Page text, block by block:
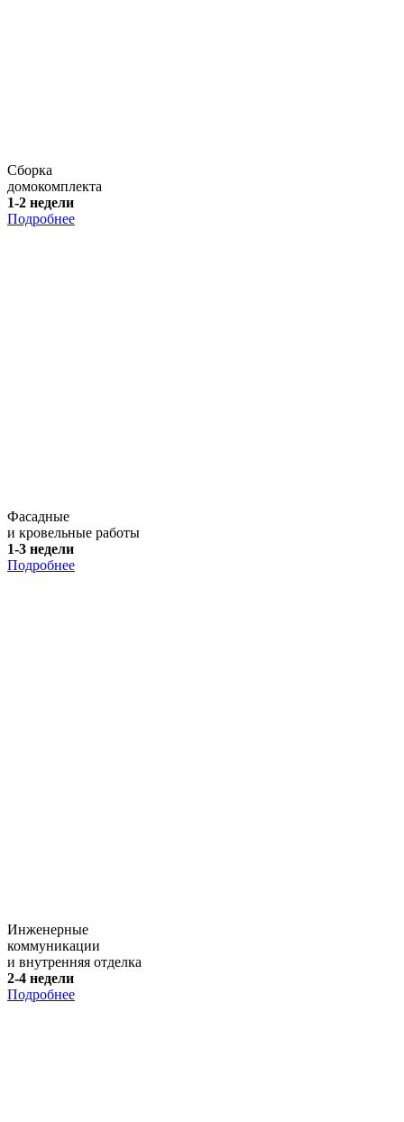
Сборка
домокомплекта
1-2 недели
Подробнее
Фасадные
и кровельные работы
1-3 недели
Подробнее
Инженерные
коммуникации
и внутренняя отделка
2-4 недели
Подробнее